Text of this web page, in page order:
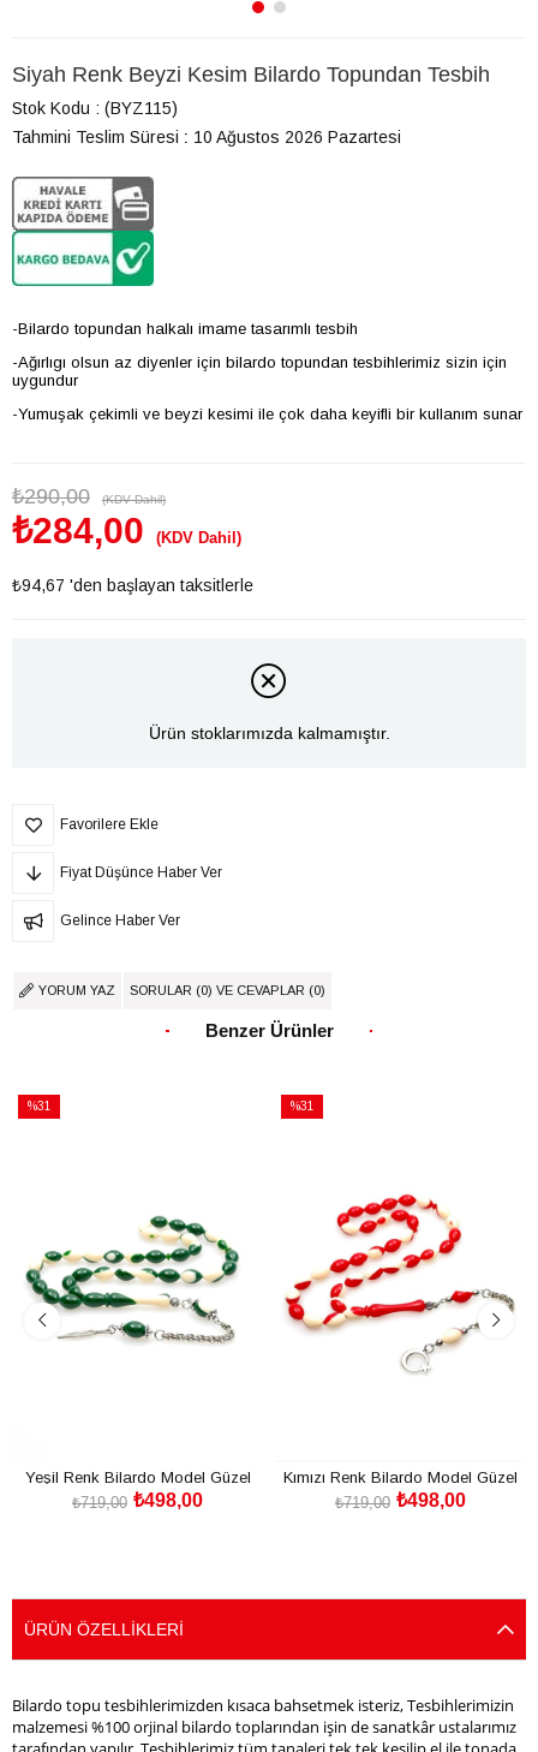
Siyah Renk Beyzi Kesim Bilardo Topundan Tesbih
Stok Kodu
(BYZ115)
Tahmini Teslim Süresi : 10 Ağustos 2026 Pazartesi
-Bilardo topundan halkalı imame tasarımlı tesbih
-Ağırlıgı olsun az diyenler için bilardo topundan tesbihlerimiz sizin için
uygundur
-Yumuşak çekimli ve beyzi kesimi ile çok daha keyifli bir kullanım sunar
₺290,00 (KDV Dahil)
₺284,00 (KDV Dahil)
₺94,67 'den başlayan taksitlerle
Ürün stoklarımızda kalmamıştır.
Favorilere Ekle
Fiyat Düşünce Haber Ver
Gelince Haber Ver
YORUM YAZ SORULAR (0) VE CEVAPLAR (0)
Benzer Ürünler
%31
Yeşil Renk Bilardo Model Güzel
Çekimli Toz Kehribar Tesbih
₺498,00
₺719,00
%31
Kımızı Renk Bilardo Model Güzel
Çekimli Toz Kehribar Tesbih
₺498,00
₺719,00
ÜRÜN ÖZELLIKLERI
Bilardo topu tesbihlerimizden kısaca bahsetmek isteriz, Tesbihlerimizin
malzemesi %100 orjinal bilardo toplarından işin de sanatkâr ustalarımız